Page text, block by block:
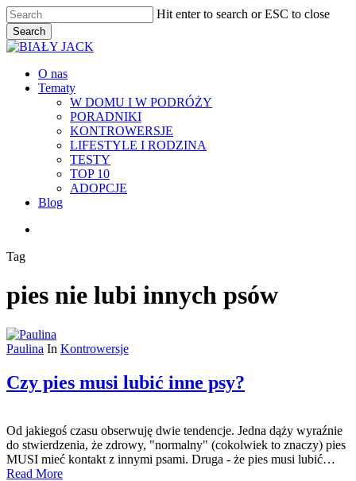
Skip
to
main
content
Hit enter to search or ESC to close
Search
Close
Menu
O nas
Tematy
W DOMU I W PODRÓŻY
PORADNIKI
KONTROWERSJE
LIFESTYLE I RODZINA
TESTY
TOP 10
ADOPCJE
Blog
Tag
pies nie lubi innych psów
Paulina In Kontrowersje
Czy pies musi lubić inne psy?
Od jakiegoś czasu obserwuję dwie tendencje. Jedna dąży wyraźnie
do stwierdzenia, że zdrowy, "normalny" (cokolwiek to znaczy) pies
MUSI mieć kontakt z innymi psami. Druga - że pies musi lubić…
Read More